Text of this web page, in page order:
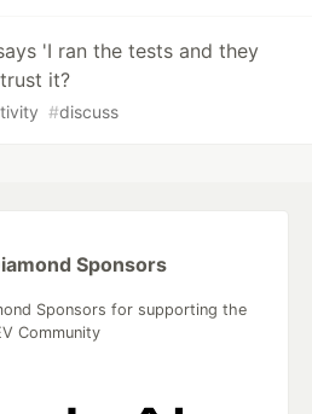
'I ran the tests and they
it?
#discuss
Sponsors
Sponsors for supporting the
Community